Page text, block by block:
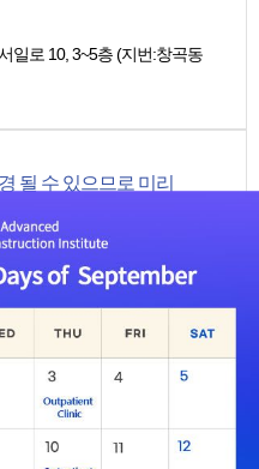
일로 10, 3~5층 (지번:창곡동
될 수 있으므로 미리
다.